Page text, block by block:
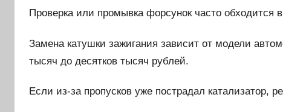
Проверка или промывка форсунок часто обходится
Замена катушки зажигания зависит от модели
тысяч до десятков тысяч рублей.
Если из-за пропусков уже пострадал катализатор,